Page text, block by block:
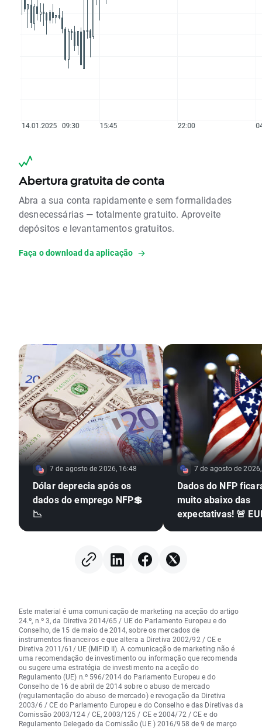
Abertura gratuita de conta
Abra a sua conta rapidamente e sem formalidades
desnecessárias — totalmente gratuito. Aproveite
depósitos e levantamentos gratuitos.
Faça o download da aplicação
7 de agosto de 2026, 16:48
Dólar deprecia após os
dados do emprego NFP💲
📉
7 de agosto de
Dados do NFP
muito abaixo das
expectativas! 🚨
Este material é uma comunicação de marketing na aceção do artigo
24.º, n.º 3, da Diretiva 2014/65 / UE do Parlamento Europeu e do
Conselho, de 15 de maio de 2014, sobre os mercados de
instrumentos financeiros e que altera a Diretiva 2002/92 / CE e
Diretiva 2011/61/ UE (MiFID II). A comunicação de marketing não é
uma recomendação de investimento ou informação que recomenda
ou sugere uma estratégia de investimento na aceção do
Regulamento (UE) n.º 596/2014 do Parlamento Europeu e do
Conselho de 16 de abril de 2014 sobre o abuso de mercado
(regulamentação do abuso de mercado) e revogação da Diretiva
2003/6 / CE do Parlamento Europeu e do Conselho e das Diretivas da
Comissão 2003/124 / CE, 2003/125 / CE e 2004/72 / CE e do
Regulamento Delegado da Comissão (UE ) 2016/958 de 9 de março